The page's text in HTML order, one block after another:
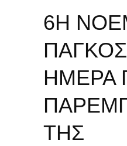
6Η
ΗΜΕΡΑ
ΤΗΣ